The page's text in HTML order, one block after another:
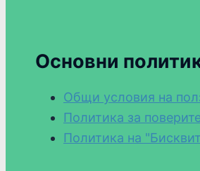
Основни
Общи условия на
Политика за
Политика на